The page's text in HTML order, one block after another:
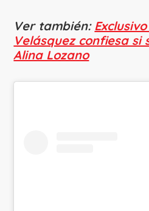
Ver también:
Velásquez confiesa si
Alina Lozano